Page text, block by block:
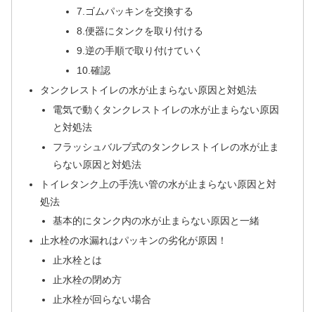
7.ゴムパッキンを交換する
8.便器にタンクを取り付ける
9.逆の手順で取り付けていく
10.確認
タンクレストイレの水が止まらない原因と対処法
電気で動くタンクレストイレの水が止まらない原因
と対処法
フラッシュバルブ式のタンクレストイレの水が止ま
らない原因と対処法
トイレタンク上の手洗い管の水が止まらない原因と対
処法
基本的にタンク内の水が止まらない原因と一緒
止水栓の水漏れはパッキンの劣化が原因！
止水栓とは
止水栓の閉め方
止水栓が回らない場合